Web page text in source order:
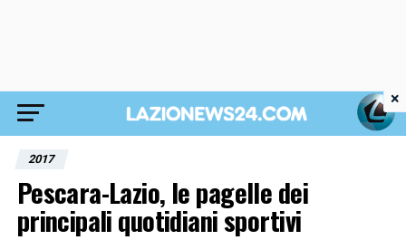
2017
Pescara-Lazio, le pagelle dei
principali quotidiani sportivi
×